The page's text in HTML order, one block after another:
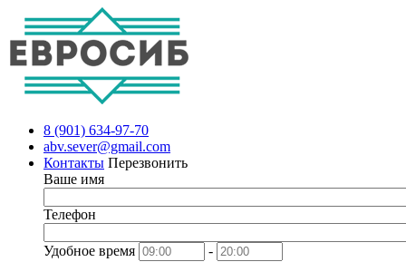
8 (901) 634-97-70
abv.sever@gmail.com
Контакты Перезвонить
Ваше имя
Телефон
Удобное время
-